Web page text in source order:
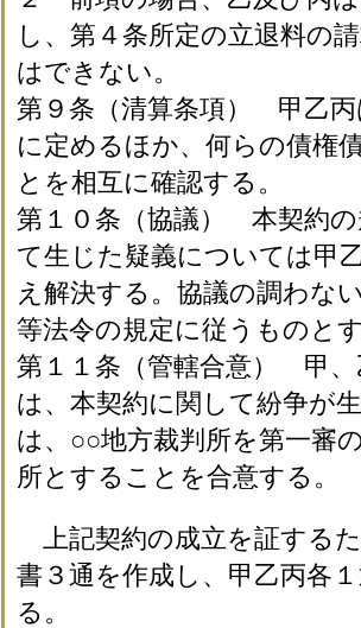
し、第４条所定の立退料の
はできない。
第９条（清算条項） 甲乙丙
に定めるほか、何らの債権
とを相互に確認する。
第１０条（協議） 本契約の
て生じた疑義については甲
え解決する。協議の調わな
等法令の規定に従うものとす
第１１条（管轄合意） 甲、
は、本契約に関して紛争が
は、○○地方裁判所を第一審
所とすることを合意する。
上記契約の成立を証する
書３通を作成し、甲乙丙各
る。